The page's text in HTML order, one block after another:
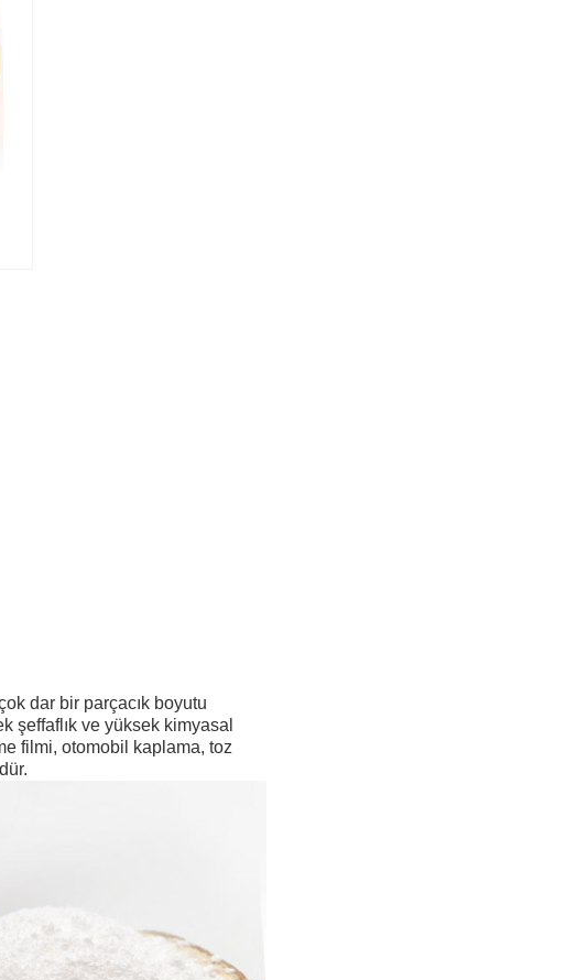
dar bir parçacık boyutu
şeffaflık ve yüksek kimyasal
filmi, otomobil kaplama, toz